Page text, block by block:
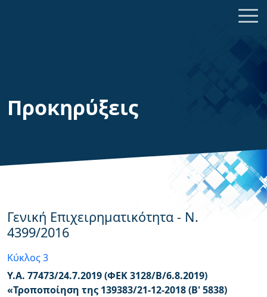
Προκηρύξεις
Γενική Επιχειρηματικότητα - N.
4399/2016
Κύκλος 3
Υ.Α. 77473/24.7.2019 (ΦΕΚ 3128/Β/6.8.2019)
«Τροποποίηση της 139383/21-12-2018 (Β' 5838)